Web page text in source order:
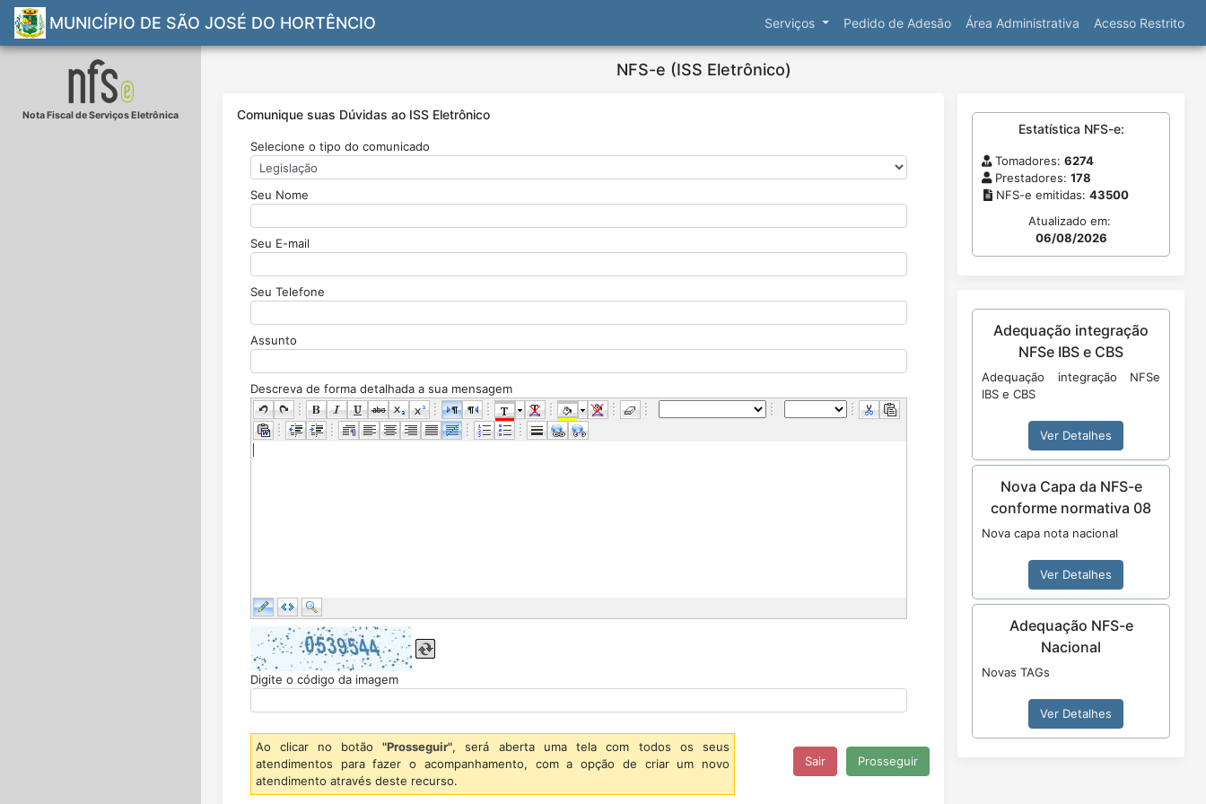
MUNICÍPIO DE SÃO JOSÉ DO HORTÊNCIO Serviços Pedido de Adesão Área Administrativa Acesso Restrito
Nota Fiscal de Serviços Eletrônica
NFS-e (ISS Eletrônico)
Comunique suas Dúvidas ao ISS Eletrônico
Selecione o tipo do comunicado
Seu Nome
Seu E-mail
Seu Telefone
Assunto
Descreva de forma detalhada a sua mensagem
Digite o código da imagem
Ao clicar no botão "Prosseguir", será aberta uma tela com todos os seus
atendimentos para fazer o acompanhamento, com a opção de criar um novo
atendimento através deste recurso.
Estatística NFS-e:
Tomadores: 6274
Prestadores: 178
NFS-e emitidas: 43500
Atualizado em:
06/08/2026
Adequação integração
NFSe IBS e CBS
Adequação integração NFSe
IBS e CBS
Ver Detalhes
Nova Capa da NFS-e
conforme normativa 08
Nova capa nota nacional
Ver Detalhes
Adequação NFS-e
Nacional
Novas TAGs
Ver Detalhes